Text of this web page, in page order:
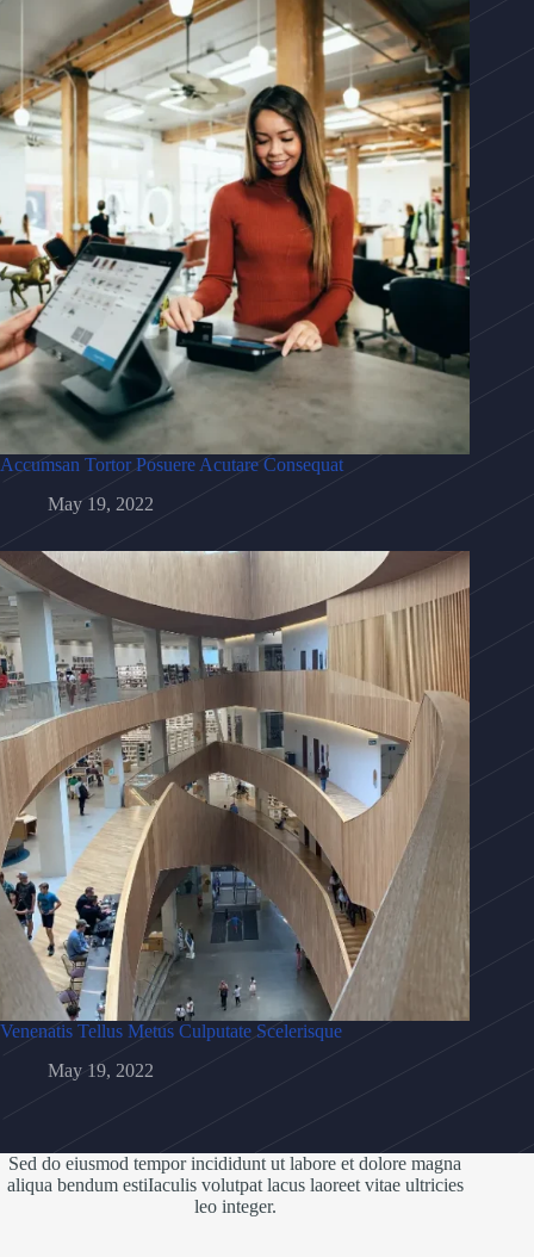
Accumsan Tortor Posuere Acutare Consequat
May 19, 2022
Venenatis Tellus Metus Culputate Scelerisque
May 19, 2022
Sed do eiusmod tempor incididunt ut labore et dolore magna
aliqua bendum estiIaculis volutpat lacus laoreet vitae ultricies
leo integer.